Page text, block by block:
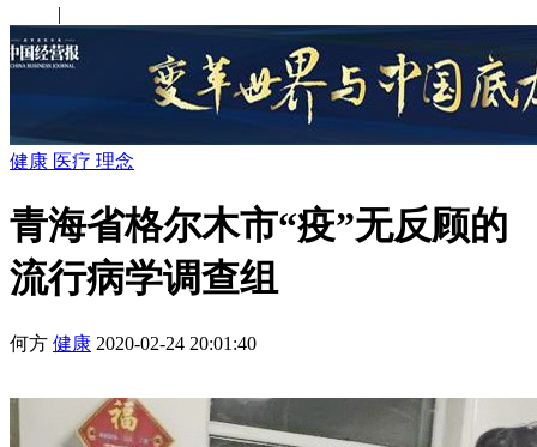
|
健康 医疗 理念
青海省格尔木市“疫”无反顾的
流行病学调查组
何方 健康 2020-02-24 20:01:40